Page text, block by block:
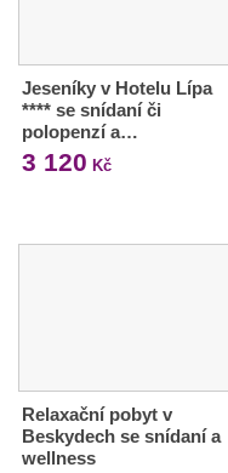
Jeseníky v Hotelu Lípa
**** se snídaní či
polopenzí a…
3 120 Kč
Relaxační pobyt v
Beskydech se snídaní a
wellness